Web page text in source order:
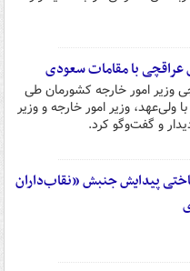
با مقامات سعودی
وزیر امور خارجه کشورمان طی
ولی‌عهد، وزیر امور خارجه و وزیر
و گفت‌وگو کرد.
پیدایش جنبش «نقاب‌داران